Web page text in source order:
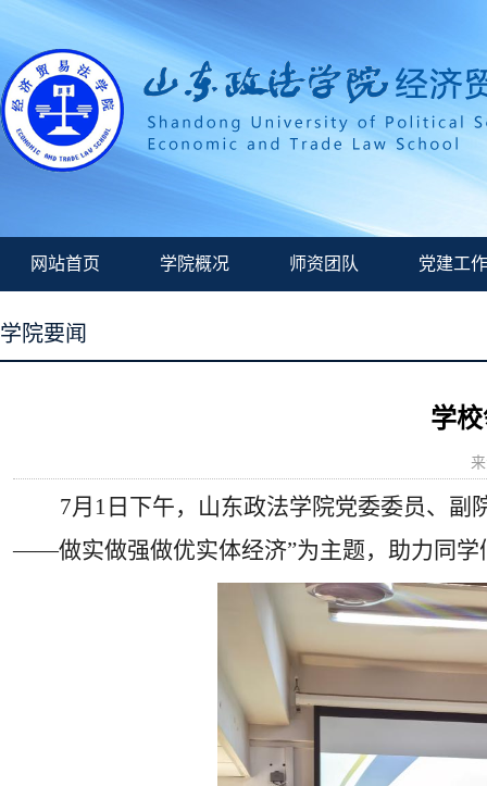
网站首页 学院概况 师资团队 党建工作
学院要闻
学
7月 1 日下午，山东政法学院党委委员、副
——做实做强做优实体经济”为主题，助力同学